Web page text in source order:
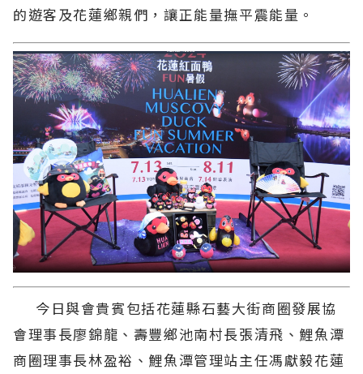
的遊客及花蓮鄉親們，讓正能量撫平震能量。
今日與會貴賓包括花蓮縣石藝大街商圈發展協
會理事長廖錦龍、壽豐鄉池南村長張清飛、鯉魚潭
商圈理事長林盈裕、鯉魚潭管理站主任馮獻毅花蓮